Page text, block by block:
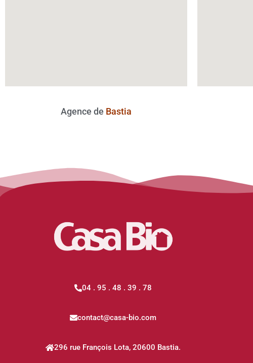
Agence de Bastia
04 . 95 . 48 . 39 . 78
contact@casa-bio.com
296 rue François Lota, 20600 Bastia.